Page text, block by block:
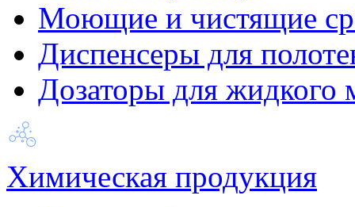
Моющие и чистящие
Диспенсеры для
Дозаторы для жидкого
Химическая продукция